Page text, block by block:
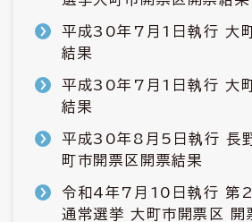
平成30年7月1日執行 大
結果
平成30年7月1日執行 大
結果
平成30年8月5日執行 長
町市開票区開票結果
令和4年7月10日執行 第
通常選挙 大町市開票区 開